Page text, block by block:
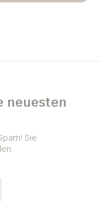
neuesten
Sie